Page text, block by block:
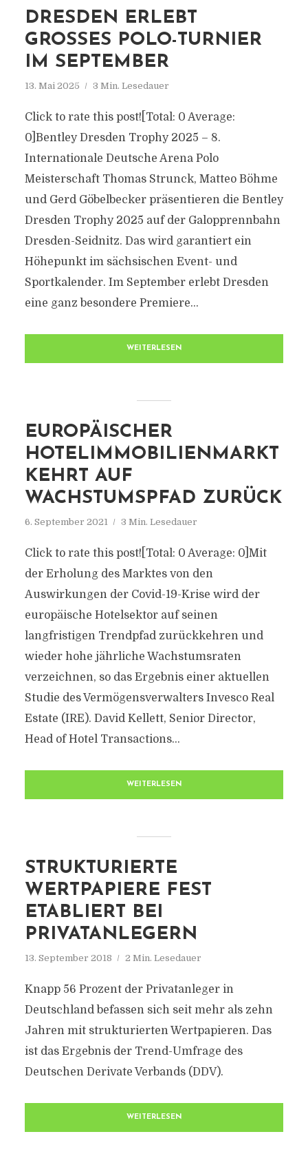
DRESDEN ERLEBT
GROSSES POLO-TURNIER I
M SEPTEMBER
13. Mai 2025 3 Min. Lesedauer
Click to rate this post![Total: 0 Average:
0]Bentley Dresden Trophy 2025 – 8.
Internationale Deutsche Arena Polo
Meisterschaft Thomas Strunck, Matteo Böhme
und Gerd Göbelbecker präsentieren die Bentley
Dresden Trophy 2025 auf der Galopprennbahn
Dresden-Seidnitz. Das wird garantiert ein
Höhepunkt im sächsischen Event- und
Sportkalender. Im September erlebt Dresden
eine ganz besondere Premiere...
WEITERLESEN
EUROPÄISCHER
HOTELIMMOBILIENMARKT
KEHRT AUF
WACHSTUMSPFAD ZURÜCK
6. September 2021 3 Min. Lesedauer
Click to rate this post![Total: 0 Average: 0]Mit
der Erholung des Marktes von den
Auswirkungen der Covid-19-Krise wird der
europäische Hotelsektor auf seinen
langfristigen Trendpfad zurückkehren und
wieder hohe jährliche Wachstumsraten
verzeichnen, so das Ergebnis einer aktuellen
Studie des Vermögensverwalters Invesco Real
Estate (IRE). David Kellett, Senior Director,
Head of Hotel Transactions...
WEITERLESEN
STRUKTURIERTE
WERTPAPIERE FEST
ETABLIERT BEI
PRIVATANLEGERN
13. September 2018 2 Min. Lesedauer
Knapp 56 Prozent der Privatanleger in
Deutschland befassen sich seit mehr als zehn
Jahren mit strukturierten Wertpapieren. Das
ist das Ergebnis der Trend-Umfrage des
Deutschen Derivate Verbands (DDV).
WEITERLESEN